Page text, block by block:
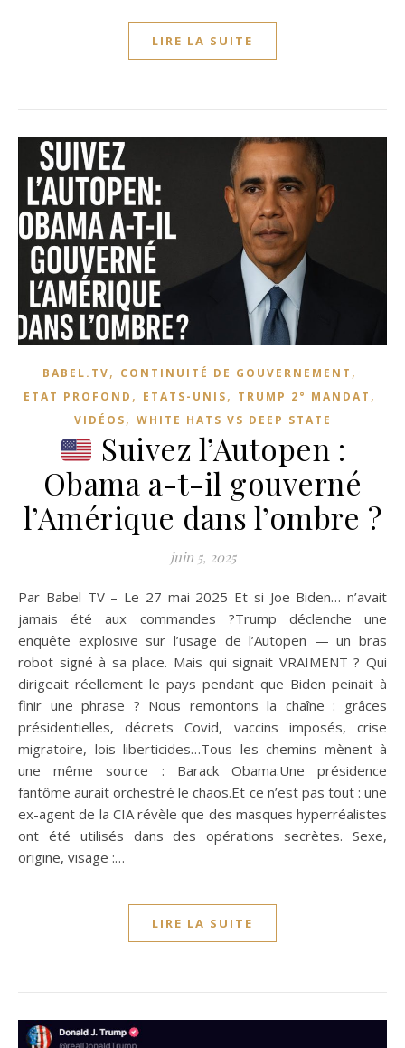
LIRE LA SUITE
BABEL.TV, CONTINUITÉ DE GOUVERNEMENT ,
ETAT PROFOND , ETATS-UNIS, TRUMP 2° MANDAT ,
VIDÉOS, WHITE HATS VS DEEP STATE
Suivez l’Autopen :
Obama a-t-il gouverné
l’Amérique dans l’ombre ?
juin 5, 2025
Par Babel TV – Le 27 mai 2025 Et si Joe Biden… n’avait
jamais été aux commandes ?Trump déclenche une
enquête explosive sur l’usage de l’Autopen — un bras
robot signé à sa place. Mais qui signait VRAIMENT ? Qui
dirigeait réellement le pays pendant que Biden peinait à
finir une phrase ? Nous remontons la chaîne : grâces
présidentielles, décrets Covid, vaccins imposés, crise
migratoire, lois liberticides…Tous les chemins mènent à
une même source : Barack Obama.Une présidence
fantôme aurait orchestré le chaos.Et ce n’est pas tout : une
ex-agent de la CIA révèle que des masques hyperréalistes
ont été utilisés dans des opérations secrètes. Sexe,
origine, visage :…
LIRE LA SUITE